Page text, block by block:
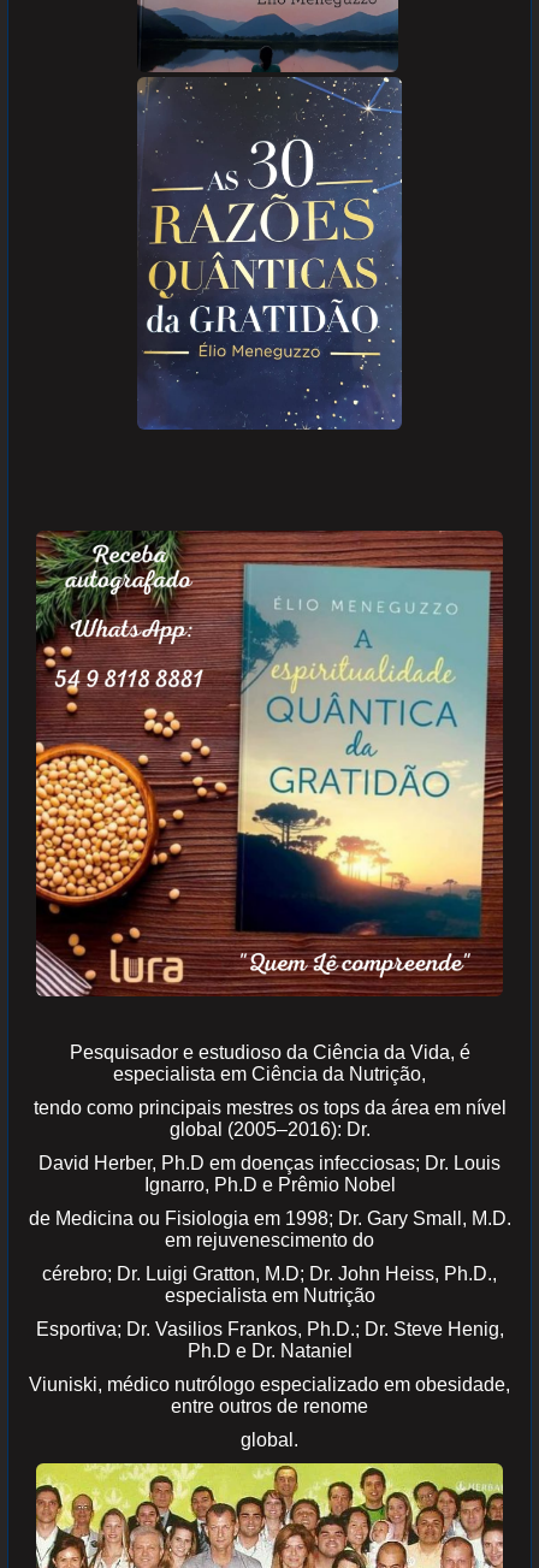
Pesquisador e estudioso da Ciência da Vida, é
especialista em Ciência da Nutrição,
tendo como principais mestres os tops da área em nível
global (2005–2016): Dr.
David Herber, Ph.D em doenças infecciosas; Dr. Louis
Ignarro, Ph.D e Prêmio Nobel
de Medicina ou Fisiologia em 1998; Dr. Gary Small, M.D.
em rejuvenescimento do
cérebro; Dr. Luigi Gratton, M.D; Dr. John Heiss, Ph.D.,
especialista em Nutrição
Esportiva; Dr. Vasilios Frankos, Ph.D.; Dr. Steve Henig,
Ph.D e Dr. Nataniel
Viuniski, médico nutrólogo especializado em obesidade,
entre outros de renome
global.